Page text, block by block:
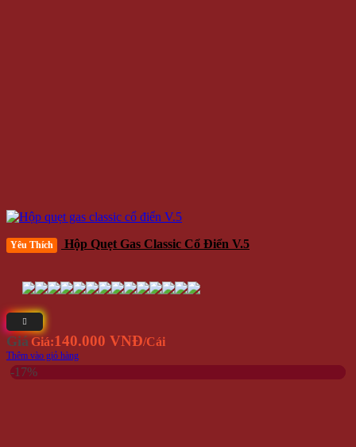
Yêu Thích Hộp Quẹt Gas Classic Cổ Điển V.5
Giá Giá:140.000 VNĐ/Cái
Thêm vào giỏ hàng
-17%